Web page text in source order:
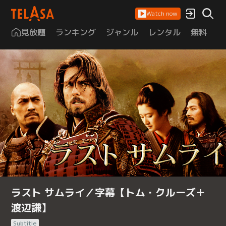
Watch now
見放題 ランキング ジャンル レンタル 無料
ラスト サムライ／字幕【トム・クルーズ＋
渡辺謙】
Subtitle